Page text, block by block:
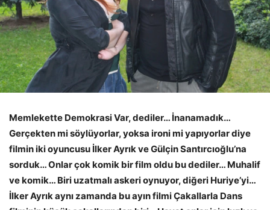
Memlekette Demokrasi Var, dediler… İnanamadık…
Gerçekten mi söylüyorlar, yoksa ironi mi yapıyorlar diye
filmin iki oyuncusu İlker Ayrık ve Gülçin Santırcıoğlu’na
sorduk… Onlar çok komik bir film oldu bu dediler… Muhalif
ve komik… Biri uzatmalı askeri oynuyor, diğeri Huriye’yi…
İlker Ayrık aynı zamanda bu ayın filmi Çakallarla Dans